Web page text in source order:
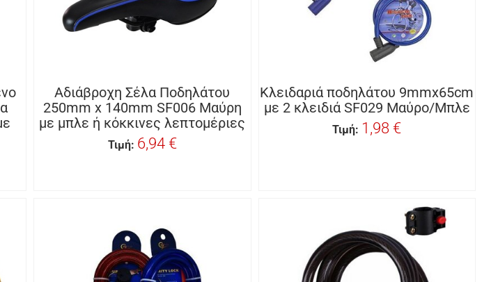
Αδιάβροχη Σέλα Ποδηλάτου
250mm x 140mm SF006 Μαύρη
με μπλε ή κόκκινες λεπτομέριες
Τιμή: 6,94 €
Κλειδαριά ποδηλάτου 9mmx65cm
με 2 κλειδιά SF029 Μαύρο/Μπλε
Τιμή: 1,98 €